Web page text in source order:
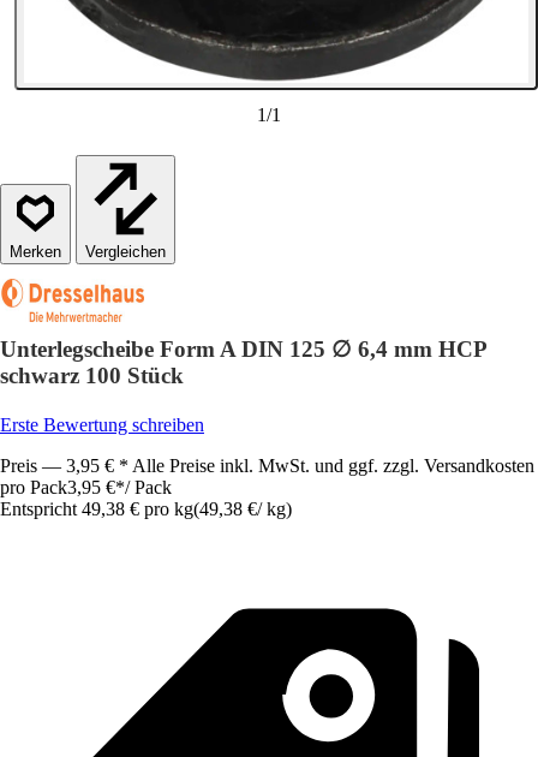
1/1
Vergleichen
Unterlegscheibe Form A DIN 125 ∅ 6,4 mm HCP
schwarz 100 Stück
Erste Bewertung schreiben
Preis — 3,95 € * Alle Preise inkl. MwSt. und ggf. zzgl. Versandkosten
pro Pack3,95 €*/ Pack
Entspricht 49,38 € pro kg(49,38 €/ kg)